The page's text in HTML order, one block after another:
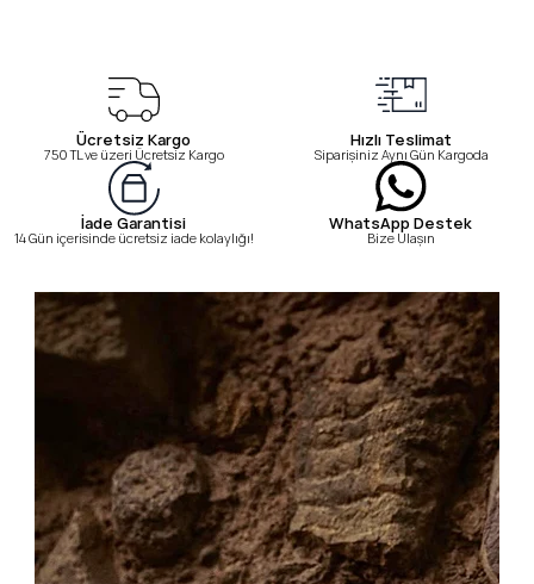
Ücretsiz Kargo
750 TL ve üzeri Ücretsiz Kargo
Hızlı Teslimat
Siparişiniz Aynı Gün Kargoda
İade Garantisi
14 Gün içerisinde ücretsiz iade kolaylığı!
WhatsApp Destek
Bize Ulaşın